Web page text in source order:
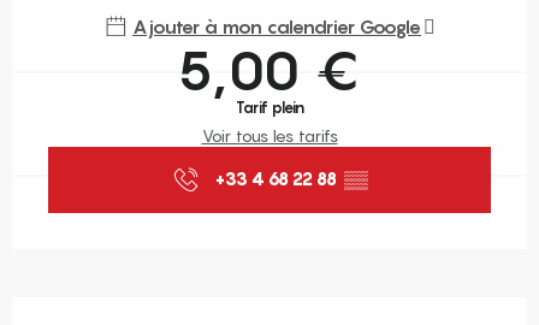
Ajouter à mon calendrier Google
5,00 €
Tarif plein
Voir tous les tarifs
+33 4 68 22 88 ▒▒